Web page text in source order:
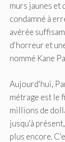
murs jaunes et
condamné à
avérée
d'horreur et
nommé Kane
Aujourd'hui,
métrage est le
millions de
jusqu'à
plus encore.